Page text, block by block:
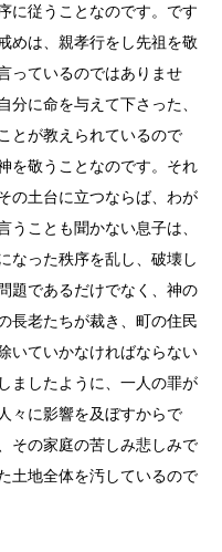
に従うことなのです。です
めは、親孝行をし先祖を敬
っているのではありませ
分に命を与えて下さった、
とが教えられているので
を敬うことなのです。それ
の土台に立つならば、わが
うことも聞かない息子は、
なった秩序を乱し、破壊し
題であるだけでなく、神の
長老たちが裁き、町の住民
いていかなければならない
ましたように、一人の罪が
々に影響を及ぼすからで
その家庭の苦しみ悲しみで
土地全体を汚しているので